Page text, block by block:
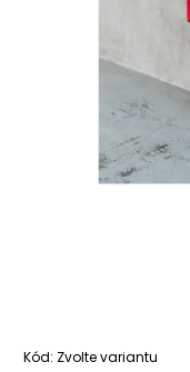
Kód: Zvolte variantu